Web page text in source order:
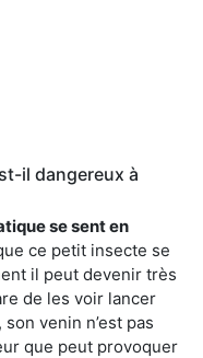
il dangereux à
se sent en
ce petit insecte se
il peut devenir très
de les voir lancer
venin n’est pas
que peut provoquer